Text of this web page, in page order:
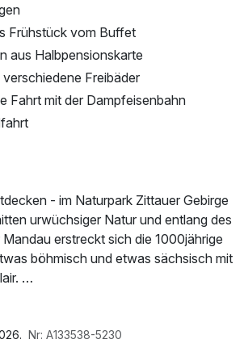
Frühstück vom Buffet
aus Halbpensionskarte
Freibäder
Fahrt mit der Dampfeisenbahn
- im Naturpark Zittauer Gebirge
urwüchsiger Natur und entlang des
erstreckt sich die 1000jährige
böhmisch und etwas sächsisch mit
östlichstes Mittelgebirge und
Landschaft. Egal ob gemächliche
/ Internetnutzung
Nr: A133538-5230